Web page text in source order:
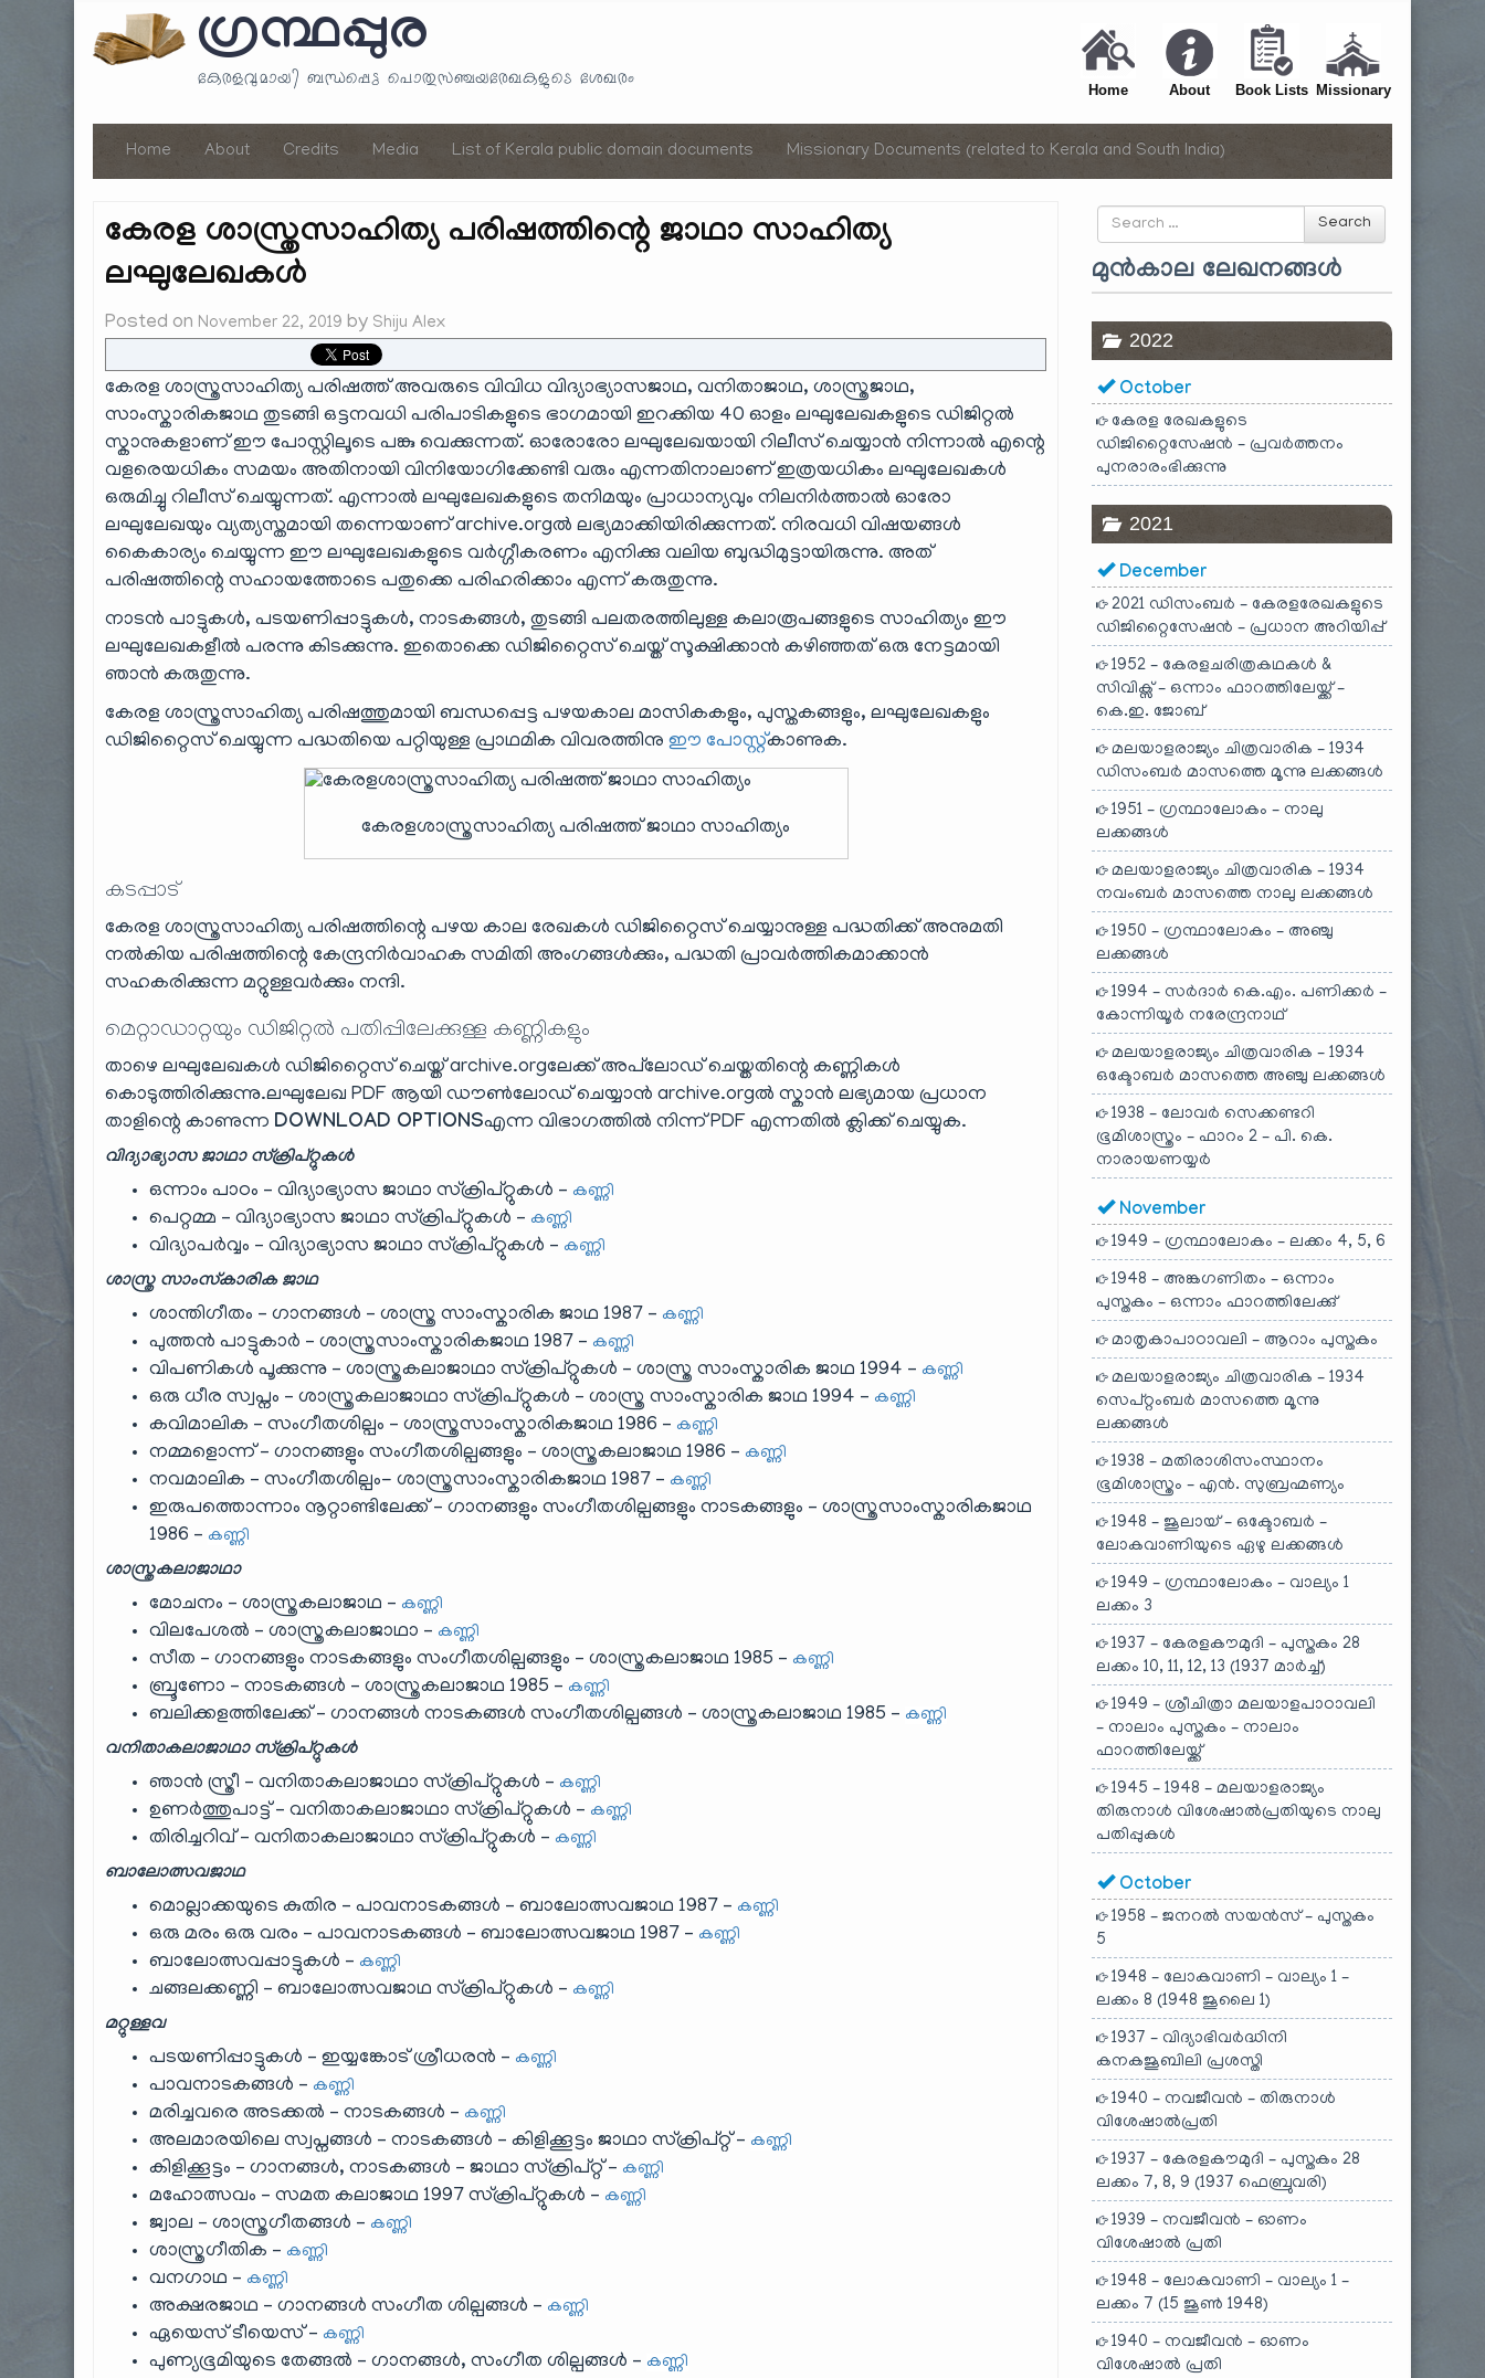
ഗ്രന്ഥപ്പുര
കേരളവുമായി ബന്ധപ്പെട്ട പൊതുസഞ്ചയരേഖകളുടെ ശേഖരം Home About Book Lists Missionary
Home About Credits Media List of Kerala public domain documents Missionary Documents (related to Kerala and South India)
കേരള ശാസ്ത്രസാഹിത്യ പരിഷത്തിന്റെ ജാഥാ സാഹിത്യ
ലഘുലേഖകൾ
Posted on November 22, 2019 by Shiju Alex
കേരള ശാസ്ത്രസാഹിത്യ പരിഷത്ത് അവരുടെ വിവിധ വിദ്യാഭ്യാസജാഥ, വനിതാജാഥ, ശാസ്ത്രജാഥ,
സാംസ്കാരികജാഥ തുടങ്ങി ഒട്ടനവധി പരിപാടികളുടെ ഭാഗമായി ഇറക്കിയ 40 ഓളം ലഘുലേഖകളുടെ ഡിജിറ്റൽ
സ്കാനുകളാണ് ഈ പോസ്റ്റിലൂടെ പങ്കു വെക്കുന്നത്. ഓരോരോ ലഘുലേഖയായി റിലീസ് ചെയ്യാൻ നിന്നാൽ എന്റെ
വളരെയധികം സമയം അതിനായി വിനിയോഗിക്കേണ്ടി വരും എന്നതിനാലാണ് ഇത്രയധികം ലഘുലേഖകൾ
ഒരുമിച്ചു റിലീസ് ചെയ്യുന്നത്. എന്നാൽ ലഘുലേഖകളുടെ തനിമയും പ്രാധാന്യവും നിലനിർത്താൽ ഓരോ
ലഘുലേഖയും വ്യത്യസ്തമായി തന്നെയാണ് archive.orgൽ ലഭ്യമാക്കിയിരിക്കുന്നത്. നിരവധി വിഷയങ്ങൾ
കൈകാര്യം ചെയ്യുന്ന ഈ ലഘുലേഖകളുടെ വർഗ്ഗീകരണം എനിക്കു വലിയ ബുദ്ധിമുട്ടായിരുന്നു. അത്
പരിഷത്തിന്റെ സഹായത്തോടെ പതുക്കെ പരിഹരിക്കാം എന്ന് കരുതുന്നു.
നാടൻ പാട്ടുകൾ, പടയണിപ്പാട്ടുകൾ, നാടകങ്ങൾ, തുടങ്ങി പലതരത്തിലുള്ള കലാരൂപങ്ങളുടെ സാഹിത്യം ഈ
ലഘുലേഖകളീൽ പരന്നു കിടക്കുന്നു. ഇതൊക്കെ ഡിജിറ്റൈസ് ചെയ്ത് സൂക്ഷിക്കാൻ കഴിഞ്ഞത് ഒരു നേട്ടമായി
ഞാൻ കരുതുന്നു.
കേരള ശാസ്ത്രസാഹിത്യ പരിഷത്തുമായി ബന്ധപ്പെട്ട പഴയകാല മാസികകളും, പുസ്തകങ്ങളും, ലഘുലേഖകളും
ഡിജിറ്റൈസ് ചെയ്യുന്ന പദ്ധതിയെ പറ്റിയുള്ള പ്രാഥമിക വിവരത്തിനുഈ പോസ്റ്റ്കാണുക.
കേരളശാസ്ത്രസാഹിത്യ പരിഷത്ത് ജാഥാ സാഹിത്യം
കടപ്പാട്
കേരള ശാസ്ത്രസാഹിത്യ പരിഷത്തിന്റെ പഴയ കാല രേഖകൾ ഡിജിറ്റൈസ് ചെയ്യാനുള്ള പദ്ധതിക്ക് അനുമതി
നൽകിയ പരിഷത്തിന്റെ കേന്ദ്രനിര്‍വാഹക സമിതി അംഗങ്ങൾക്കും, പദ്ധതി പ്രാവർത്തികമാക്കാൻ
സഹകരിക്കുന്ന മറ്റുള്ളവർക്കും നന്ദി.
മെറ്റാഡാറ്റയും ഡിജിറ്റൽ പതിപ്പിലേക്കുള്ള കണ്ണികളും
താഴെ ലഘുലേഖകൾ ഡിജിറ്റൈസ് ചെയ്ത് archive.orgലേക്ക് അപ്‌ലോഡ് ചെയ്തതിന്റെ കണ്ണികൾ
കൊടുത്തിരിക്കുന്നു.ലഘുലേഖ PDF ആയി ഡൗൺലോഡ് ചെയ്യാൻ archive.orgൽ സ്കാൻ ലഭ്യമായ പ്രധാന
താളിന്റെ കാണുന്ന DOWNLOAD OPTIONSഎന്ന വിഭാഗത്തിൽ നിന്ന് PDF എന്നതിൽ ക്ലിക്ക് ചെയ്യുക.
വിദ്യാഭ്യാസ ജാഥാ സ്ക്രിപ്റ്റുകൾ
ഒന്നാം പാഠം – വിദ്യാഭ്യാസ ജാഥാ സ്ക്രിപ്റ്റുകൾ – കണ്ണി
പെറ്റമ്മ – വിദ്യാഭ്യാസ ജാഥാ സ്ക്രിപ്റ്റുകൾ – കണ്ണി
വിദ്യാപർവ്വം – വിദ്യാഭ്യാസ ജാഥാ സ്ക്രിപ്റ്റുകൾ – കണ്ണി
ശാസ്ത്ര സാംസ്കാരിക ജാഥ
ശാന്തിഗീതം – ഗാനങ്ങൾ – ശാസ്ത്ര സാംസ്കാരിക ജാഥ 1987 – കണ്ണി
പുത്തൻ പാട്ടുകാർ – ശാസ്ത്രസാംസ്കാരികജാഥ 1987 – കണ്ണി
വിപണികൾ പൂക്കുന്നു – ശാസ്ത്രകലാജാഥാ സ്ക്രിപ്റ്റുകൾ – ശാസ്ത്ര സാംസ്കാരിക ജാഥ 1994 – കണ്ണി
ഒരു ധീര സ്വപ്നം – ശാസ്ത്രകലാജാഥാ സ്ക്രിപ്റ്റുകൾ – ശാസ്ത്ര സാംസ്കാരിക ജാഥ 1994 – കണ്ണി
കവിമാലിക – സംഗീതശില്പം – ശാസ്ത്രസാംസ്കാരികജാഥ 1986 – കണ്ണി
നമ്മളൊന്ന് – ഗാനങ്ങളും സംഗീതശില്പങ്ങളും – ശാസ്ത്രകലാജാഥ 1986 – കണ്ണി
നവമാലിക – സംഗീതശില്പം- ശാസ്ത്രസാംസ്കാരികജാഥ 1987 – കണ്ണി
ഇരുപത്തൊന്നാം നൂറ്റാണ്ടിലേക്ക് – ഗാനങ്ങളും സംഗീതശില്പങ്ങളും നാടകങ്ങളും – ശാസ്ത്രസാംസ്കാരികജാഥ
1986 – കണ്ണി
ശാസ്ത്രകലാജാഥാ
മോചനം – ശാസ്ത്രകലാജാഥ – കണ്ണി
വിലപേശൽ – ശാസ്ത്രകലാജാഥാ – കണ്ണി
സീത – ഗാനങ്ങളും നാടകങ്ങളും സംഗീതശില്പങ്ങളും – ശാസ്ത്രകലാജാഥ 1985 – കണ്ണി
ബ്രൂണോ – നാടകങ്ങൾ – ശാസ്ത്രകലാജാഥ 1985 – കണ്ണി
ബലിക്കളത്തിലേക്ക് – ഗാനങ്ങൾ നാടകങ്ങൾ സംഗീതശില്പങ്ങൾ – ശാസ്ത്രകലാജാഥ 1985 – കണ്ണി
വനിതാകലാജാഥാ സ്ക്രിപ്റ്റുകൾ
ഞാൻ സ്ത്രീ – വനിതാകലാജാഥാ സ്ക്രിപ്റ്റുകൾ – കണ്ണി
ഉണർത്തുപാട്ട് – വനിതാകലാജാഥാ സ്ക്രിപ്റ്റുകൾ – കണ്ണി
തിരിച്ചറിവ് – വനിതാകലാജാഥാ സ്ക്രിപ്റ്റുകൾ – കണ്ണി
ബാലോത്സവജാഥ
മൊല്ലാക്കയുടെ കുതിര – പാവനാടകങ്ങൾ – ബാലോത്സവജാഥ 1987 – കണ്ണി
ഒരു മരം ഒരു വരം – പാവനാടകങ്ങൾ – ബാലോത്സവജാഥ 1987 – കണ്ണി
ബാലോത്സവപ്പാട്ടുകൾ – കണ്ണി
ചങ്ങലക്കണ്ണി – ബാലോത്സവജാഥ സ്ക്രിപ്റ്റുകൾ – കണ്ണി
മറ്റുള്ളവ
പടയണിപ്പാട്ടുകൾ – ഇയ്യങ്കോട് ശ്രീധരൻ – കണ്ണി
പാവനാടകങ്ങൾ – കണ്ണി
മരിച്ചവരെ അടക്കൽ – നാടകങ്ങൾ – കണ്ണി
അലമാരയിലെ സ്വപ്നങ്ങൾ – നാടകങ്ങൾ – കിളിക്കൂട്ടം ജാഥാ സ്ക്രിപ്റ്റ് – കണ്ണി
കിളിക്കൂട്ടം – ഗാനങ്ങൾ, നാടകങ്ങൾ – ജാഥാ സ്ക്രിപ്റ്റ് – കണ്ണി
മഹോത്സവം – സമത കലാജാഥ 1997 സ്ക്രിപ്റ്റുകൾ – കണ്ണി
ജ്വാല – ശാസ്ത്രഗീതങ്ങൾ – കണ്ണി
ശാസ്ത്രഗീതിക – കണ്ണി
വനഗാഥ – കണ്ണി
അക്ഷരജാഥ – ഗാനങ്ങൾ സംഗീത ശില്പങ്ങൾ – കണ്ണി
ഏയെസ് ടീയെസ് – കണ്ണി
പുണ്യഭൂമിയുടെ തേങ്ങൽ – ഗാനങ്ങൾ, സംഗീത ശില്പങ്ങൾ – കണ്ണി
Search
for
Search
മുൻകാല ലേഖനങ്ങൾ
2022
October
കേരള രേഖകളുടെ
ഡിജിറ്റൈസേഷൻ – പ്രവർത്തനം
പുനരാരംഭിക്കുന്നു
2021
December
2021 ഡിസംബർ – കേരളരേഖകളുടെ
ഡിജിറ്റൈസേഷൻ – പ്രധാന അറിയിപ്പ്
1952 – കേരളചരിത്രകഥകൾ &
സിവിക്സ് – ഒന്നാം ഫാറത്തിലേയ്ക്ക് –
കെ.ഇ. ജോബ്
മലയാളരാജ്യം ചിത്രവാരിക – 1934
ഡിസംബർ മാസത്തെ മൂന്നു ലക്കങ്ങൾ
1951 – ഗ്രന്ഥാലോകം – നാലു
ലക്കങ്ങൾ
മലയാളരാജ്യം ചിത്രവാരിക – 1934
നവംബർ മാസത്തെ നാലു ലക്കങ്ങൾ
1950 – ഗ്രന്ഥാലോകം – അഞ്ചു
ലക്കങ്ങൾ
1994 – സർദാർ കെ.എം. പണിക്കർ –
കോന്നിയൂർ നരേന്ദ്രനാഥ്
മലയാളരാജ്യം ചിത്രവാരിക – 1934
ഒക്ടോബർ മാസത്തെ അഞ്ചു ലക്കങ്ങൾ
1938 – ലോവർ സെക്കണ്ടറി
ഭൂമിശാസ്ത്രം – ഫാറം 2 – പി. കെ.
നാരായണയ്യർ
November
1949 – ഗ്രന്ഥാലോകം – ലക്കം 4, 5, 6
1948 – അങ്കഗണിതം – ഒന്നാം
പുസ്തകം – ഒന്നാം ഫാറത്തിലേക്കു്
മാതൃകാപാഠാവലി – ആറാം പുസ്തകം
മലയാളരാജ്യം ചിത്രവാരിക – 1934
സെപ്റ്റംബർ മാസത്തെ മൂന്നു
ലക്കങ്ങൾ
1938 – മതിരാശിസംസ്ഥാനം
ഭൂമിശാസ്ത്രം – എൻ. സുബ്രഹ്മണ്യം
1948 – ജൂലായ് – ഒക്ടോബർ –
ലോകവാണിയുടെ ഏഴു ലക്കങ്ങൾ
1949 – ഗ്രന്ഥാലോകം – വാല്യം 1
ലക്കം 3
1937 – കേരളകൗമുദി – പുസ്തകം 28
ലക്കം 10, 11, 12, 13 (1937 മാർച്ച്)
1949 – ശ്രീചിത്രാ മലയാളപാഠാവലി
– നാലാം പുസ്തകം – നാലാം
ഫാറത്തിലേയ്ക്ക്
1945 – 1948 – മലയാളരാജ്യം
തിരുനാൾ വിശേഷാൽപ്രതിയുടെ നാലു
പതിപ്പുകൾ
October
1958 – ജനറൽ സയൻസ് – പുസ്തകം
5
1948 – ലോകവാണി – വാല്യം 1 –
ലക്കം 8 (1948 ജൂലൈ 1)
1937 – വിദ്യാഭിവർദ്ധിനി
കനകജൂബിലി പ്രശസ്തി
1940 – നവജീവൻ – തിരുനാൾ
വിശേഷാൽപ്രതി
1937 – കേരളകൗമുദി – പുസ്തകം 28
ലക്കം 7, 8, 9 (1937 ഫെബ്രുവരി)
1939 – നവജീവൻ – ഓണം
വിശേഷാൽ പ്രതി
1948 – ലോകവാണി – വാല്യം 1 –
ലക്കം 7 (15 ജൂൺ 1948)
1940 – നവജീവൻ – ഓണം
വിശേഷാൽ പ്രതി